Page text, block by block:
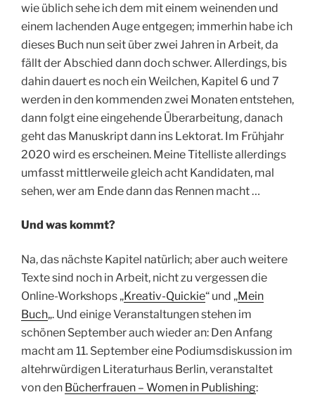
wie üblich sehe ich dem mit einem weinenden und
einem lachenden Auge entgegen; immerhin habe ich
dieses Buch nun seit über zwei Jahren in Arbeit, da
fällt der Abschied dann doch schwer. Allerdings, bis
dahin dauert es noch ein Weilchen, Kapitel 6 und 7
werden in den kommenden zwei Monaten entstehen,
dann folgt eine eingehende Überarbeitung, danach
geht das Manuskript dann ins Lektorat. Im Frühjahr
2020 wird es erscheinen. Meine Titelliste allerdings
umfasst mittlerweile gleich acht Kandidaten, mal
sehen, wer am Ende dann das Rennen macht …
Und was kommt?
Na, das nächste Kapitel natürlich; aber auch weitere
Texte sind noch in Arbeit, nicht zu vergessen die
Online-Workshops „Kreativ-Quickie“ und „Mein
Buch„. Und einige Veranstaltungen stehen im
schönen September auch wieder an: Den Anfang
macht am 11. September eine Podiumsdiskussion im
altehrwürdigen Literaturhaus Berlin, veranstaltet
von den Bücherfrauen – Women in Publishing: